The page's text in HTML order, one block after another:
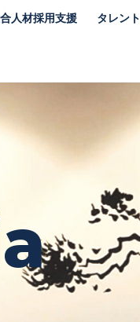
人材採用支援 タレン